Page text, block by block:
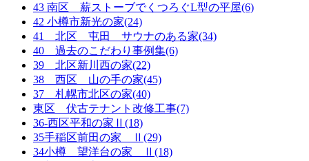
43 南区 薪ストーブでくつろぐL型の平屋(6)
42 小樽市新光の家(24)
41 北区 屯田 サウナのある家(34)
40 過去のこだわり事例集(6)
39 北区新川西の家(22)
38 西区 山の手の家(45)
37 札幌市北区の家(40)
東区 伏古テナント改修工事(7)
36-西区平和の家Ⅱ(18)
35手稲区前田の家 Ⅱ(29)
34小樽 望洋台の家 Ⅱ(18)